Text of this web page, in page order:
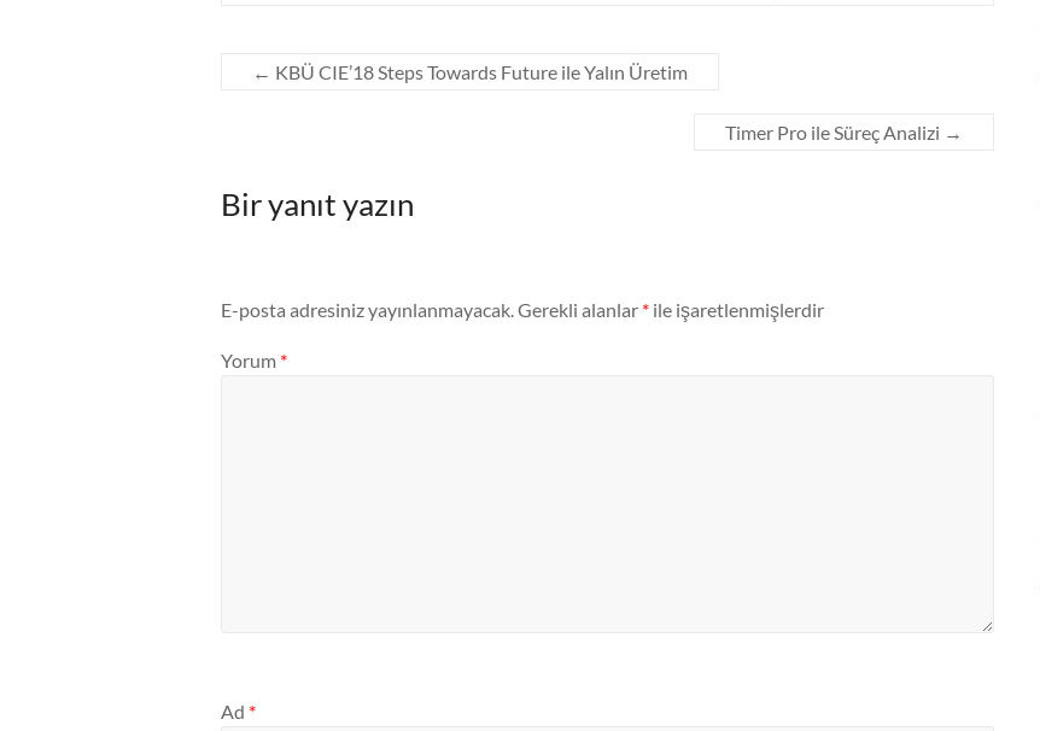
← KBÜ CIE’18 Steps Towards Future ile Yalın Üretim
Timer Pro ile Süreç Analizi →
Bir yanıt yazın
E-posta adresiniz yayınlanmayacak.Gerekli alanlar * ile işaretlenmişlerdir
Yorum *
Ad *